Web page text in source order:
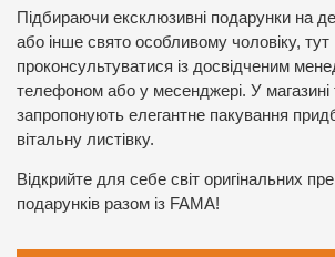
Підбираючи ексклюзивні подарунки на
або інше свято особливому чоловіку,
проконсультуватися із досвідченим
телефоном або у месенджері. У магазині
запропонують елегантне пакування
вітальну листівку.
Відкрийте для себе світ оригінальних
подарунків разом із FAMA!